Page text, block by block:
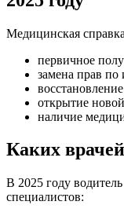
Медицинская
первичное
замена прав по
открытие
наличие
Каких
В 2025 году
специалистов: